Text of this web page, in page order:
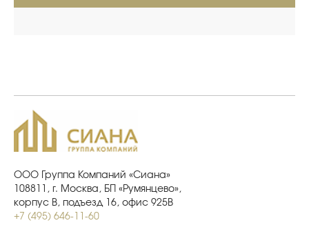
ООО Группа Компаний «Сиана»
108811, г. Москва, БП «Румянцево»,
корпус В, подъезд 16, офис 925В
+7 (495) 646-11-60